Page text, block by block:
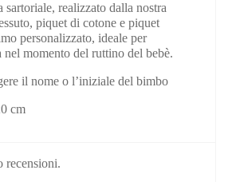
sartoriale, realizzato dalla nostra
piquet di cotone e piquet
personalizzato, ideale per
nel momento del ruttino del bebè.
il nome o l’iniziale del bimbo
cm
recensioni.